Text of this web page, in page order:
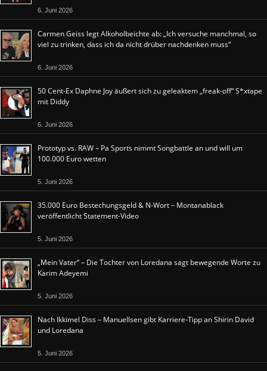
6. Juni 2026
Carmen Geiss legt Alkoholbeichte ab: „Ich versuche manchmal, so
viel zu trinken, dass ich da nicht drüber nachdenken muss“
6. Juni 2026
50 Cent-Ex Daphne Joy äußert sich zu geleaktem „freak-off“ S*xtape
mit Diddy
6. Juni 2026
Prototyp vs. RAW – Pa Sports nimmt Songbattle an und will um
100.000 Euro wetten
5. Juni 2026
35.000 Euro Bestechungsgeld & N-Wort – Montanablack
veröffentlicht Statement-Video
5. Juni 2026
„Mein Vater“ – Die Tochter von Loredana sagt bewegende Worte zu
Karim Adeyemi
5. Juni 2026
Nach Ikkimel Diss – Manuellsen gibt Karriere-Tipp an Shirin David
und Loredana
5. Juni 2026